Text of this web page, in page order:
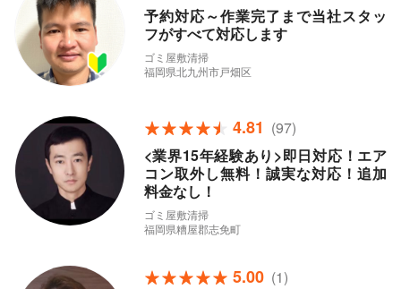
予約対応～作業完了まで当社スタッ
フがすべて対応します
ゴミ屋敷清掃
福岡県北九州市戸畑区
4.81 (97)
<業界15年経験あり>即日対応！エア
コン取外し無料！誠実な対応！追加
料金なし！
ゴミ屋敷清掃
福岡県糟屋郡志免町
5.00 (1)